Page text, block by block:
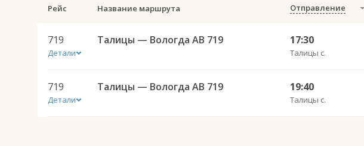
Рейс Название маршрута Отправление
719
Детали
Талицы — Вологда АВ 719 17:30
Талицы с.
719
Детали
Талицы — Вологда АВ 719 19:40
Талицы с.